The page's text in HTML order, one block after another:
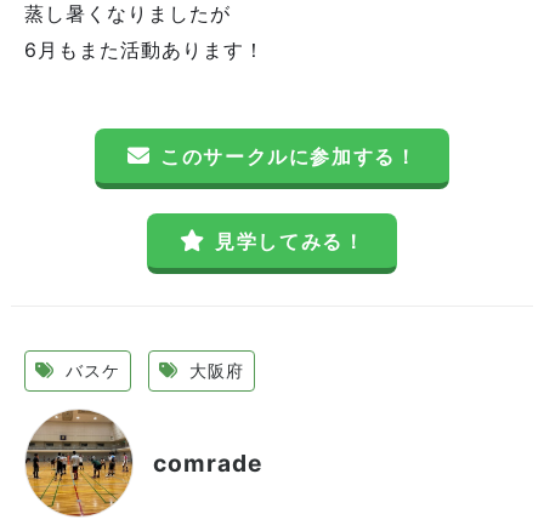
蒸し暑くなりましたが
6月もまた活動あります！
このサークルに参加する！
見学してみる！
バスケ 大阪府
comrade